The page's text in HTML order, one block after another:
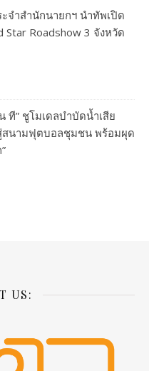
จำสำนักนายกฯ นำทัพเปิด
Star Roadshow 3 จังหวัด
ที” ชูโมเดลบำบัดน้ำเสีย
สนามฟุตบอลชุมชน พร้อมผุด
US: